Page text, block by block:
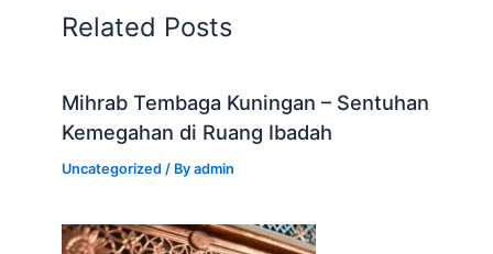
Related Posts
Mihrab Tembaga Kuningan – Sentuhan
Kemegahan di Ruang Ibadah
Uncategorized / Byadmin